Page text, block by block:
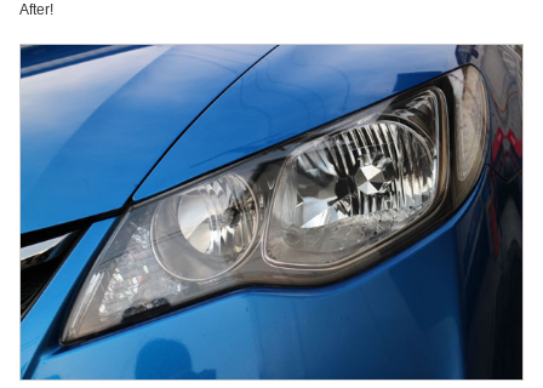
After!